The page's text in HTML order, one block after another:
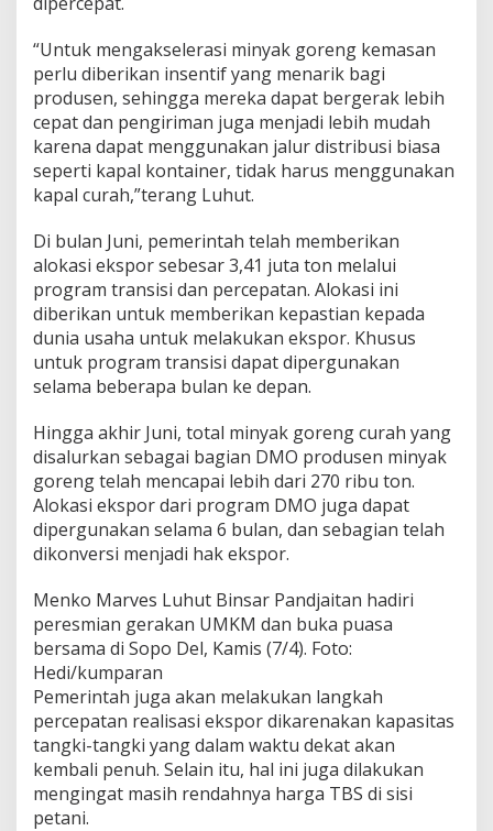
“Untuk mengakselerasi minyak goreng kemasan
perlu diberikan insentif yang menarik bagi
produsen, sehingga mereka dapat bergerak lebih
cepat dan pengiriman juga menjadi lebih mudah
karena dapat menggunakan jalur distribusi biasa
seperti kapal kontainer, tidak harus menggunakan
kapal curah,”terang Luhut.
Di bulan Juni, pemerintah telah memberikan
alokasi ekspor sebesar 3,41 juta ton melalui
program transisi dan percepatan. Alokasi ini
diberikan untuk memberikan kepastian kepada
dunia usaha untuk melakukan ekspor. Khusus
untuk program transisi dapat dipergunakan
selama beberapa bulan ke depan.
Hingga akhir Juni, total minyak goreng curah yang
disalurkan sebagai bagian DMO produsen minyak
goreng telah mencapai lebih dari 270 ribu ton.
Alokasi ekspor dari program DMO juga dapat
dipergunakan selama 6 bulan, dan sebagian telah
dikonversi menjadi hak ekspor.
Menko Marves Luhut Binsar Pandjaitan hadiri
peresmian gerakan UMKM dan buka puasa
bersama di Sopo Del, Kamis (7/4). Foto:
Hedi/kumparan
Pemerintah juga akan melakukan langkah
percepatan realisasi ekspor dikarenakan kapasitas
tangki-tangki yang dalam waktu dekat akan
kembali penuh. Selain itu, hal ini juga dilakukan
mengingat masih rendahnya harga TBS di sisi
petani.